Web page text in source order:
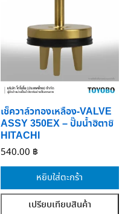
เช็ควาล์วทองเหลือง-VALVE
ASSY 350EX – ปั๊มน้ำฮิตาชิ
HITACHI
540.00 ฿
หยิบใส่ตะกร้า
เปรียบเทียบสินค้า